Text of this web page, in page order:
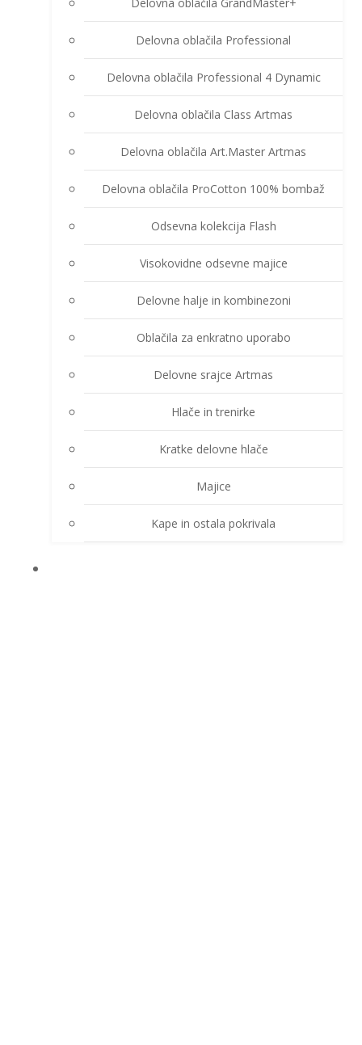
Delovna oblačila Professional
Delovna oblačila Professional 4 Dynamic
Delovna oblačila Class Artmas
Delovna oblačila Art.Master Artmas
Delovna oblačila ProCotton 100% bombaž
Odsevna kolekcija Flash
Visokovidne odsevne majice
Delovne halje in kombinezoni
Oblačila za enkratno uporabo
Delovne srajce Artmas
Hlače in trenirke
Kratke delovne hlače
Majice
Kape in ostala pokrivala